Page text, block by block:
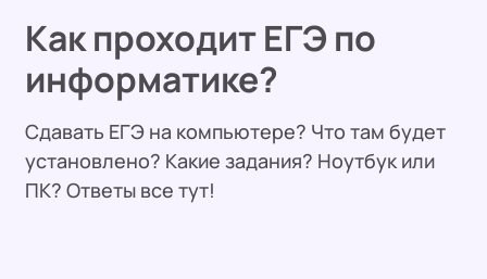
Как проходит ЕГЭ по
информатике?
Сдавать ЕГЭ на компьютере? Что там будет
установлено? Какие задания? Ноутбук или
ПК? Ответы все тут!